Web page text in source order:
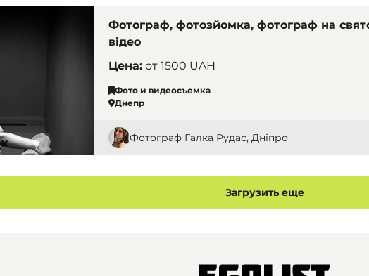
Фотограф, фотозйомка, фотограф на
відео
Цена: от 1500 UAH
Фото и видеосъемка
Днепр
Фотограф Галка Рудас, Дніпро
Загрузить еще